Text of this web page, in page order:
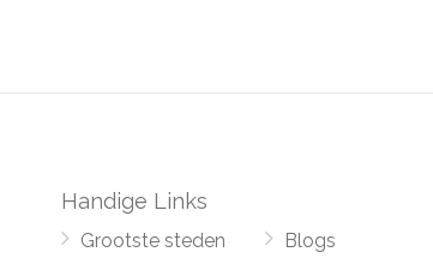
Handige Links
Grootste steden
Blogs